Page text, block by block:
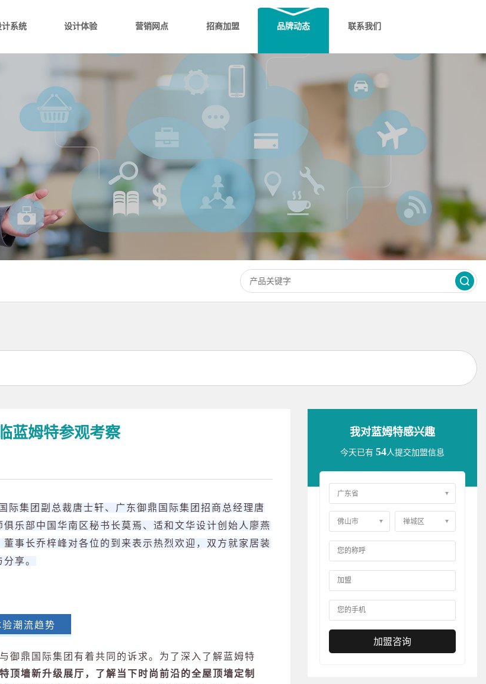
计系统 设计体验 营销网点 招商加盟 品牌动态 联系我们
蓝姆特参观考察
集团副总裁唐士轩、广东御鼎国际集团招商总经理唐
乐部中国华南区秘书长莫焉、适和文华设计创始人廖燕
事长乔梓峰对各位的到来表示热烈欢迎，双方就家居装
享。
潮流趋势
御鼎国际集团有着共同的诉求。为了深入了解蓝姆特
顶墙新升级展厅，了解当下时尚前沿的全屋顶墙定制
我对蓝姆特感兴趣
今天已有 54人提交加盟信息
加盟咨询